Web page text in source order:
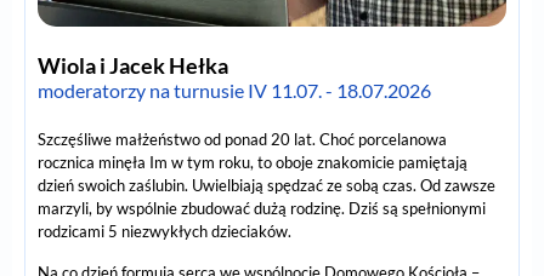
Wiola i Jacek Hełka
moderatorzy na turnusie IV 11.07. - 18.07.2026
Szczęśliwe małżeństwo od ponad 20 lat. Choć porcelanowa
rocznica minęła Im w tym roku, to oboje znakomicie pamiętają
dzień swoich zaślubin. Uwielbiają spędzać ze sobą czas. Od zawsze
marzyli, by wspólnie zbudować dużą rodzinę. Dziś są spełnionymi
rodzicami 5 niezwykłych dzieciaków.
Na co dzień formują serca we wspólnocie Domowego Kościoła –